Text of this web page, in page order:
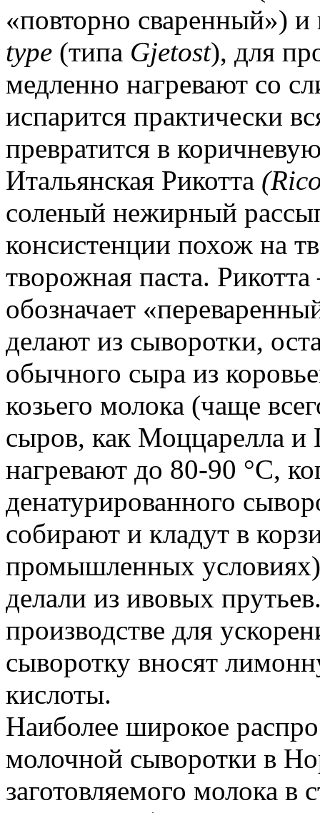
«повторно сваренный»)
type (типа Gjetost), для
медленно нагревают со
испарится практически
превратится в
Итальянская Рикотта
соленый нежирный
консистенции похож на
творожная паста.
обозначает
делают из сыворотки,
обычного сыра из
козьего молока (чаще
сыров, как Моццарелла
нагревают до 80-90 °С,
денатурированного
собирают и кладут в
промышленных
делали из ивовых
производстве для
сыворотку вносят
кислоты.
Наиболее широкое
молочной сыворотки в
заготовляемого молока в